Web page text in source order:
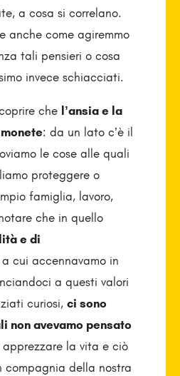
a cosa si correlano.
anche come agiremmo
tali pensieri o cosa
invece schiacciati.
che l’ansia e la
: da un lato c’è il
le cose alle quali
proteggere o
famiglia, lavoro,
che in quello
e di
cui accennavamo in
a questi valori
curiosi, ci sono
non avevamo pensato
apprezzare la vita e ciò
compagnia della nostra